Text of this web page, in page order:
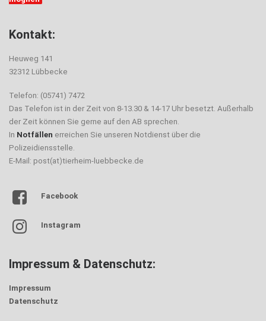
Kontakt:
Heuweg 141
32312 Lübbecke
Telefon: (05741) 7472
Das Telefon ist in der Zeit von 8-13.30 & 14-17 Uhr besetzt. Außerhalb
der Zeit können Sie gerne auf den AB sprechen.
In Notfällen erreichen Sie unseren Notdienst über die
Polizeidiensstelle.
E-Mail: post(at)tierheim-luebbecke.de
Facebook
Instagram
Impressum & Datenschutz:
Impressum
Datenschutz